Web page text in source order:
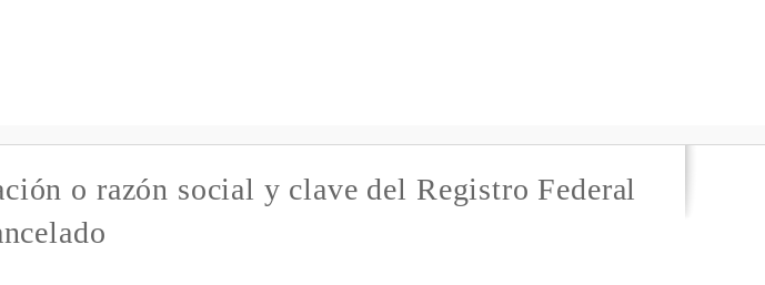
o razón social y clave del Registro Federal